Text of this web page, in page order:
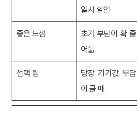
일시 할인
좋은 느낌
초기 부담이 확 줄
어듦
선택 팁
당장 기기값 부담
이 클 때